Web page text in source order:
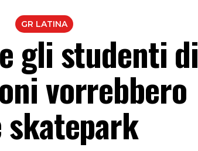
GR LATINA
gli studenti di
vorrebbero
skatepark